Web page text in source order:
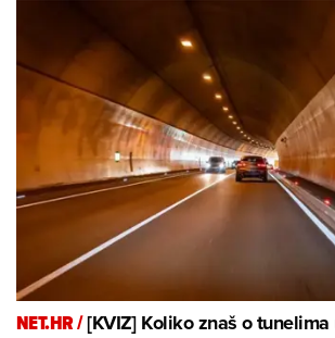
NET.HR /[KVIZ] Koliko znaš o